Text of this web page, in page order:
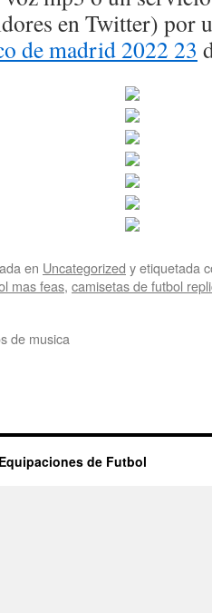
en Twitter) por
de madrid 2022 23
en Uncategorized y etiquetada
mas feas, camisetas de futbol
de musica
de Futbol